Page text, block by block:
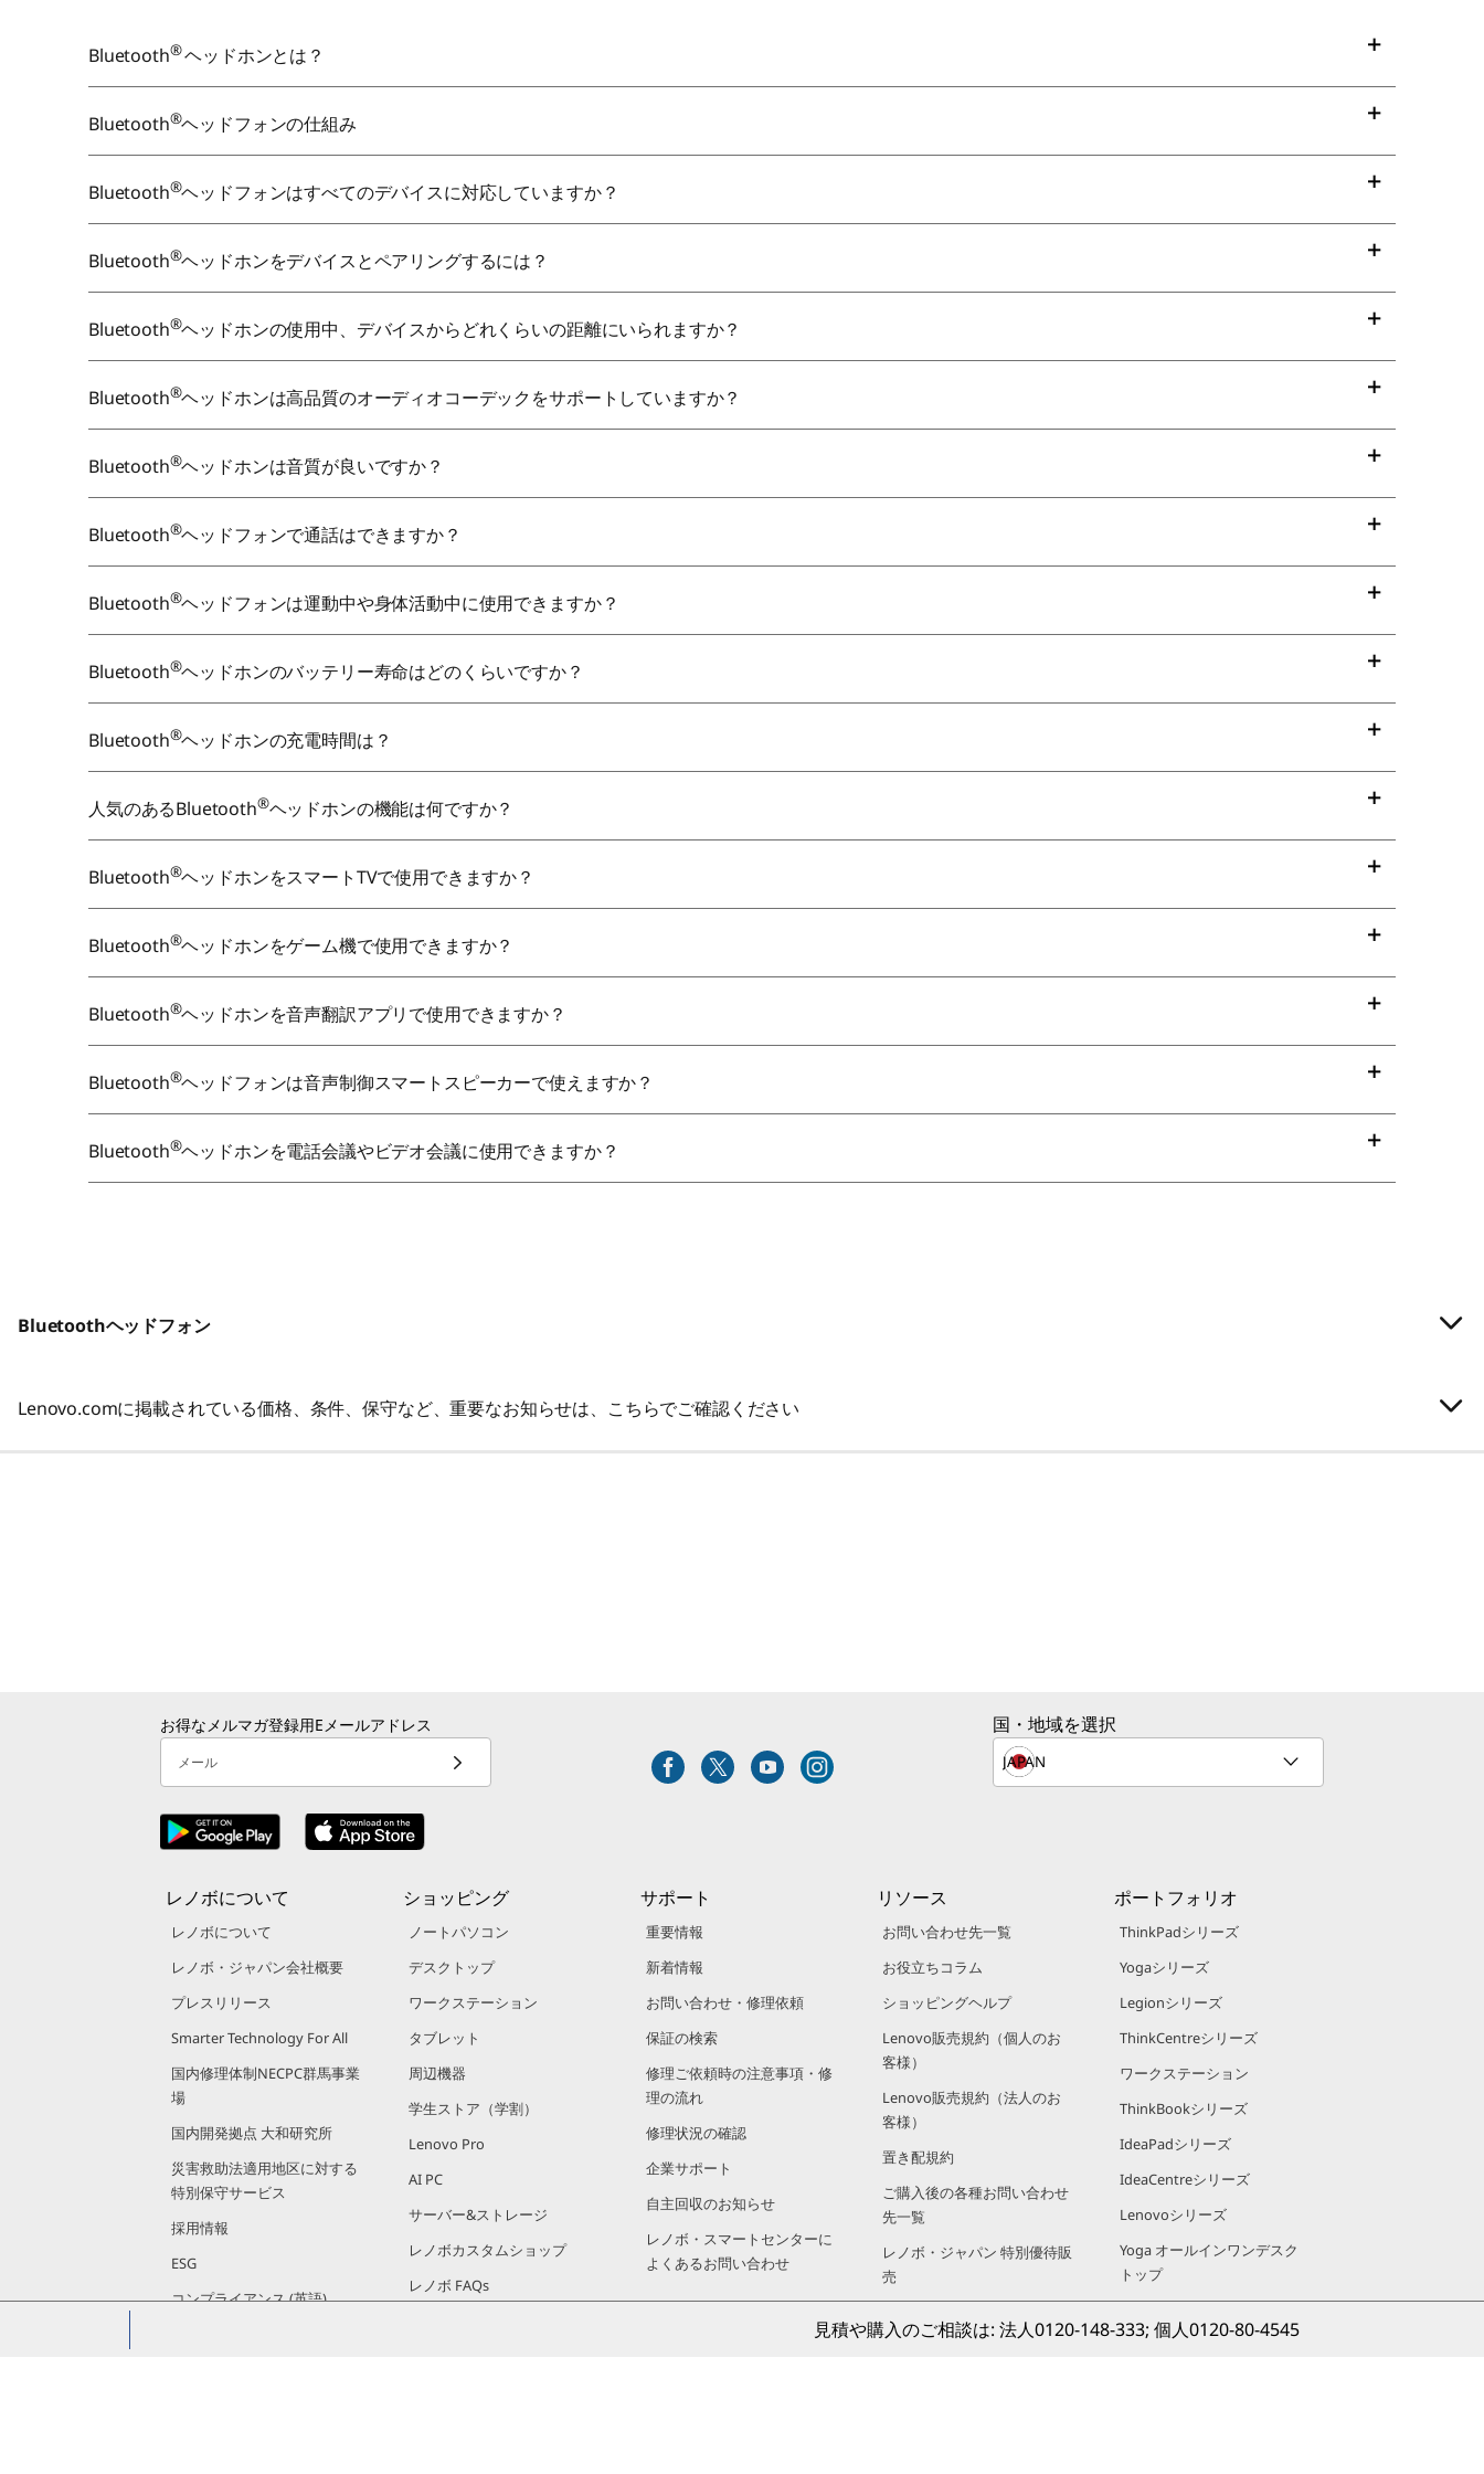
Bluetooth®ヘッドホンとは？
Bluetooth®ヘッドフォンの仕組み
Bluetooth®ヘッドフォンはすべてのデバイスに対応していますか？
Bluetooth®ヘッドホンをデバイスとペアリングするには？
Bluetooth®ヘッドホンの使用中、デバイスからどれくらいの距離にいられますか？
Bluetooth®ヘッドホンは高品質のオーディオコーデックをサポートしていますか？
Bluetooth®ヘッドホンは音質が良いですか？
Bluetooth®ヘッドフォンで通話はできますか？
Bluetooth®ヘッドフォンは運動中や身体活動中に使用できますか？
Bluetooth®ヘッドホンのバッテリー寿命はどのくらいですか？
Bluetooth®ヘッドホンの充電時間は？
人気のあるBluetooth®ヘッドホンの機能は何ですか？
Bluetooth®ヘッドホンをスマートTVで使用できますか？
Bluetooth®ヘッドホンをゲーム機で使用できますか？
Bluetooth®ヘッドホンを音声翻訳アプリで使用できますか？
Bluetooth®ヘッドフォンは音声制御スマートスピーカーで使えますか？
Bluetooth®ヘッドホンを電話会議やビデオ会議に使用できますか？
Bluetoothヘッドフォン
Lenovo.comに掲載されている価格、条件、保守など、重要なお知らせは、こちらでご確認ください
お得なメルマガ登録用Eメールアドレス
メール
国・地域を選択
レノボについて
レノボについて
レノボ・ジャパン会社概要
プレスリリース
Smarter Technology For All
国内修理体制NECPC群馬事業
場
国内開発拠点 大和研究所
災害救助法適用地区に対する
特別保守サービス
採用情報
ESG
コンプライアンス (英語)
ショッピング
ノートパソコン
デスクトップ
ワークステーション
タブレット
周辺機器
学生ストア（学割）
Lenovo Pro
AI PC
サーバー&ストレージ
レノボカスタムショップ
レノボ FAQs
サポート
重要情報
新着情報
お問い合わせ・修理依頼
保証の検索
修理ご依頼時の注意事項・修
理の流れ
修理状況の確認
企業サポート
自主回収のお知らせ
レノボ・スマートセンターに
よくあるお問い合わせ
リソース
お問い合わせ先一覧
お役立ちコラム
ショッピングヘルプ
Lenovo販売規約（個人のお
客様）
Lenovo販売規約（法人のお
客様）
置き配規約
ご購入後の各種お問い合わせ
先一覧
レノボ・ジャパン 特別優待販
売
ポートフォリオ
ThinkPadシリーズ
Yogaシリーズ
Legionシリーズ
ThinkCentreシリーズ
ワークステーション
ThinkBookシリーズ
IdeaPadシリーズ
IdeaCentreシリーズ
Lenovoシリーズ
Yoga オールインワンデスク
トップ
見積や購入のご相談は: 法人0120-148-333; 個人0120-80-4545